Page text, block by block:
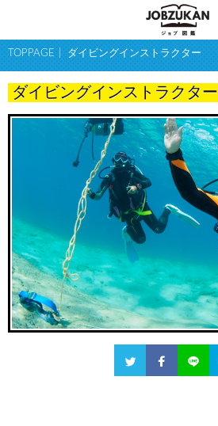
TOPPAGE ダイビングインストラクター
ダイビングインストラクター